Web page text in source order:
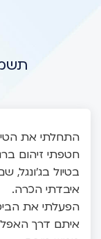
התחלתי את
חטפתי זיהום
בטיול בג'ונגל,
איבדתי הכרה.
הפעלתי את
איתם דרך